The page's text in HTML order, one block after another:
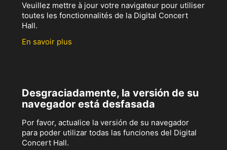
Veuillez mettre à jour votre navigateur pour utiliser
toutes les fonctionnalités de la Digital Concert
Hall.
En savoir plus
Desgraciadamente, la versión de su
navegador está desfasada
Por favor, actualice la versión de su navegador
para poder utilizar todas las funciones del Digital
Concert Hall.